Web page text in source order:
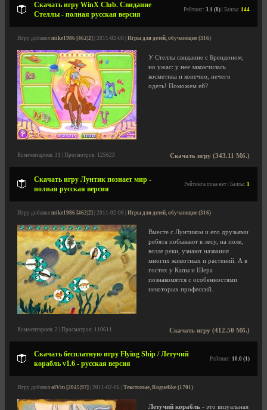
Скачать игру WinX Club. Свидание
Стеллы - полная русская версия
Рейтинг: 3.1 (8) | Баллы: 144
Игру добавил mike1986 [462|2] | 2011-02-08 | Игры для детей, обучающие (316)
У Стеллы свидание с Брендоном,
но ужас: у нее закончилась
косметика и конечно, нечего
одеть! Поможем ей?
Скачать игру (343.11 Мб.)
Комментариев: 31 | Просмотров: 125623
Скачать игру Лунтик познает мир -
полная русская версия
Рейтинга пока нет | Баллы: 1
Игру добавил mike1986 [462|2] | 2011-02-06 | Игры для детей, обучающие (316)
Вместе с Лунтиком и его друзьями
ребята побывают в лесу, на поле,
возле реки, узнают названия
многих животных и растений. А в
гостях у Капы и Шера
познакомятся с особенностями
некоторых профессий.
Скачать игру (412.50 Мб.)
Комментариев: 2 | Просмотров: 110611
Скачать бесплатную игру Flying Ship / Летучий
корабль v1.6 - русская версия
Рейтинг: 10.0 (1)
Игру добавил olVin [2045|97] | 2011-02-06 | Текстовые, Roguelike (1701)
Летучий корабль - это визуальная